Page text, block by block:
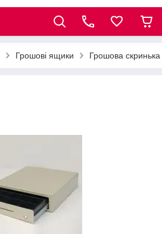
Грошові ящики Грошова